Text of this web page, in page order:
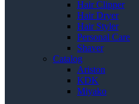
Hair Clipper
Hair Dryer
Hair Styler
Personal Care
Shaver
Catalog
Ariston
KDK
Miyako